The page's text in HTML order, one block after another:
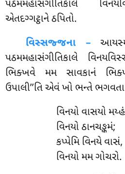
પઠમમહાસંગીતિકાલે
એતદગ્ગટ્ઠાને ઠપિતો.
વિસ્સજ્જના –
પઠમમહાસંગીતિકાલે
ભિક્ખવે મમ સાવકાનં
ઉપાલી’’તિ એવં ખો ભન્તે ભગવતા
વિનયો વાસયો
વિનયો ઠાનચઙ્કમં;
કપ્પેમિ વિનયે વાસં,
વિનયો મમ ગોચરો.